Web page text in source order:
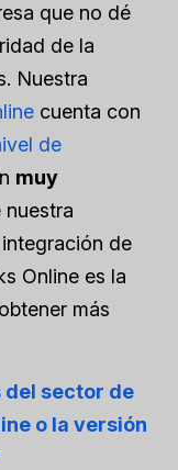
que no dé
de la
Nuestra
cuenta con
de
muy
nuestra
de
Online es la
más
del sector de
o la versión